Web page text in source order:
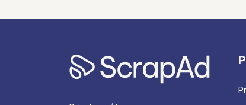
perfila como más eficiente, seguro y
ecológico.